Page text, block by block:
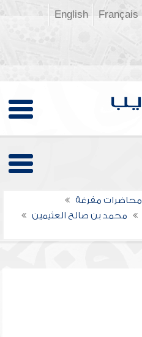
Français
English
محاضرات مفرغة
محمد بن صالح العثيمين